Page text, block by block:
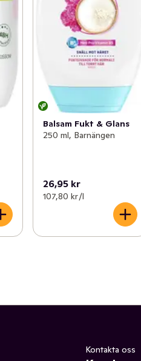
Balsam Fukt & Glans
250 ml, Barnängen
26,95 kr
107,80 kr /l
Kontakta oss